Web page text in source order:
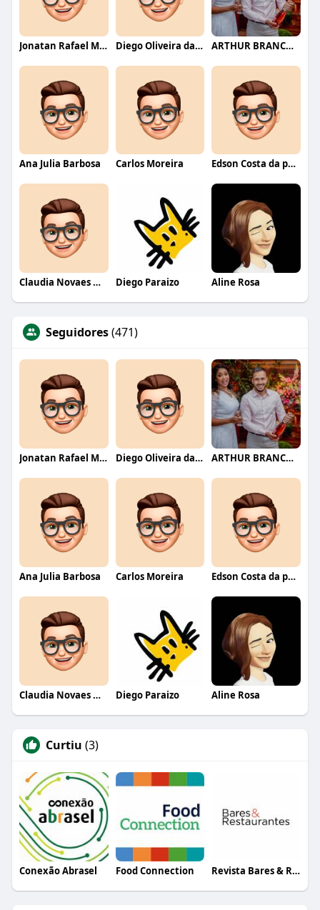
Jonatan Rafael Mello Diego Oliveira da Motta ARTHUR BRANCO FERNANDES
Ana Julia Barbosa Carlos Moreira Edson Costa da paixão
Claudia Novaes Novaes Diego Paraizo Aline Rosa
Seguidores(471)
Jonatan Rafael Mello Diego Oliveira da Motta ARTHUR BRANCO FERNANDES
Ana Julia Barbosa Carlos Moreira Edson Costa da paixão
Claudia Novaes Novaes Diego Paraizo Aline Rosa
Curtiu (3)
Conexão Abrasel Food Connection Revista Bares & Restaurantes